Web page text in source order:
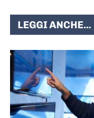
LEGGI ANCHE...